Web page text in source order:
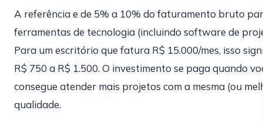
A referência e de 5% a 10% do faturamento bruto
ferramentas de tecnologia (incluindo software de
Para um escritório que fatura R$ 15.000/mes, isso
R$ 750 a R$ 1.500. O investimento se paga quando
consegue atender mais projetos com a mesma (ou
qualidade.